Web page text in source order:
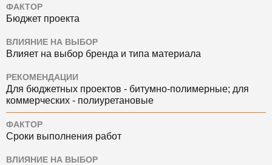
ФАКТОР
Бюджет проекта
ВЛИЯНИЕ НА ВЫБОР
Влияет на выбор бренда и типа материала
РЕКОМЕНДАЦИИ
Для бюджетных проектов - битумно-полимерные; для
коммерческих - полиуретановые
ФАКТОР
Сроки выполнения работ
ВЛИЯНИЕ НА ВЫБОР